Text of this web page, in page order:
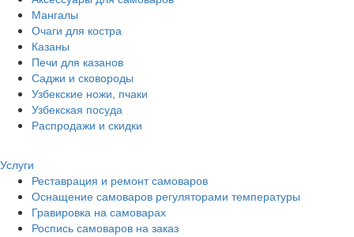
Мангалы
Очаги для костра
Казаны
Печи для казанов
Саджи и сковороды
Узбекские ножи, пчаки
Узбекская посуда
Распродажи и скидки
Услуги
Реставрация и ремонт самоваров
Оснащение самоваров регуляторами температуры
Гравировка на самоварах
Роспись самоваров на заказ